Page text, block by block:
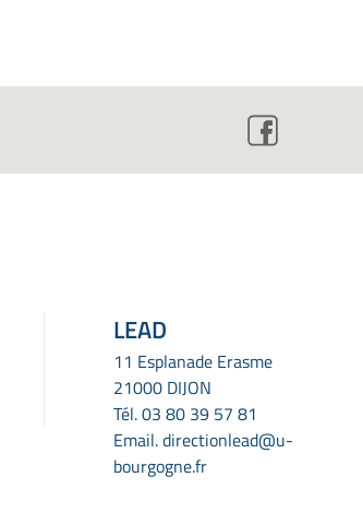
LEAD
11 Esplanade Erasme
21000 DIJON
Tél.03 80 39 57 81
Email.directionlead@u-
bourgogne.fr